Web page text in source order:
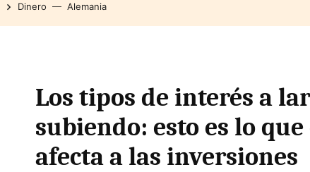
Dinero Alemania
Los tipos de interés a
subiendo: esto es lo
afecta a las inversiones